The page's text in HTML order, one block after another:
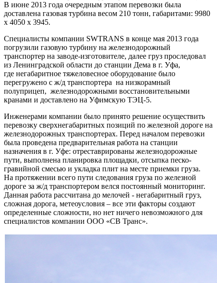
В июне 2013 года очередным этапом перевозки была
доставлена газовая турбина весом 210 тонн, габаритами: 9980
х 4050 х 3945.
Специалисты компании SWTRANS в конце мая 2013 года
погрузили газовую турбину на железнодорожный
транспортер на заводе-изготовителе, далее груз проследовал
из Ленинградской области до станции Дема в г. Уфа,
где негабаритное тяжеловесное оборудование было
перегружено с ж/д транспортера на низкорамный
полуприцеп, железнодорожными восстановительными
кранами и доставлено на Уфимскую ТЭЦ-5.
Инженерами компании было принято решение осуществить
перевозку сверхнегабаритных позиций по железной дороге на
железнодорожных транспортерах. Перед началом перевозки
была проведена предварительная работа на станции
назначения в г. Уфе: отреставрированы железнодорожные
пути, выполнена планировка площадки, отсыпка песко-
гравийной смесью и укладка плит на месте приемки груза.
На протяжении всего пути следования груза по железной
дороге за ж/д транспортером велся постоянный мониторинг.
Данная работа рассчитана до мелочей - негабаритный груз,
сложная дорога, метеоусловия – все эти факторы создают
определенные сложности, но нет ничего невозможного для
специалистов компании ООО «СВ Транс».